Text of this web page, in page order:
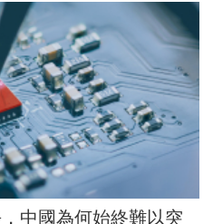
中國為何始終難以突